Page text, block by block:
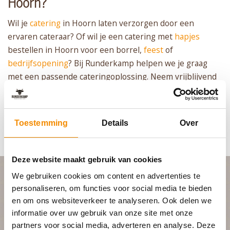
Toestemming Details Over
Deze website maakt gebruik van cookies
We gebruiken cookies om content en advertenties te
personaliseren, om functies voor social media te bieden
en om ons websiteverkeer te analyseren. Ook delen we
informatie over uw gebruik van onze site met onze
partners voor social media, adverteren en analyse. Deze
Hoorn?
Wil je catering in Hoorn laten verzorgen door een
ervaren cateraar? Of wil je een catering met hapjes
bestellen in Hoorn voor een borrel, feestof
bedrijfsopening? Bij Runderkamp helpen we je graag
met een passende cateringoplossing. Neem vrijblijvend
contact
aan voor jouw
PLAN JOUW FEEST